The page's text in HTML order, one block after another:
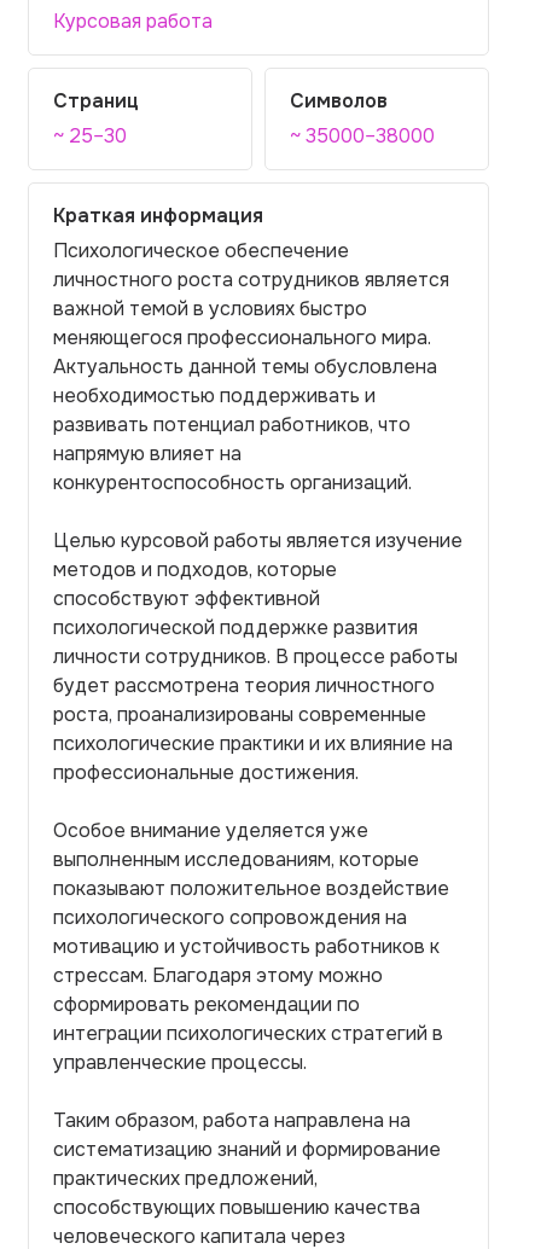
Курсовая работа
Страниц
~ 25–30
Символов
~ 35000–38000
Краткая информация
Психологическое обеспечение
личностного роста сотрудников является
важной темой в условиях быстро
меняющегося профессионального мира.
Актуальность данной темы обусловлена
необходимостью поддерживать и
развивать потенциал работников, что
напрямую влияет на
конкурентоспособность организаций.
Целью курсовой работы является изучение
методов и подходов, которые
способствуют эффективной
психологической поддержке развития
личности сотрудников. В процессе работы
будет рассмотрена теория личностного
роста, проанализированы современные
психологические практики и их влияние на
профессиональные достижения.
Особое внимание уделяется уже
выполненным исследованиям, которые
показывают положительное воздействие
психологического сопровождения на
мотивацию и устойчивость работников к
стрессам. Благодаря этому можно
сформировать рекомендации по
интеграции психологических стратегий в
управленческие процессы.
Таким образом, работа направлена на
систематизацию знаний и формирование
практических предложений,
способствующих повышению качества
человеческого капитала через